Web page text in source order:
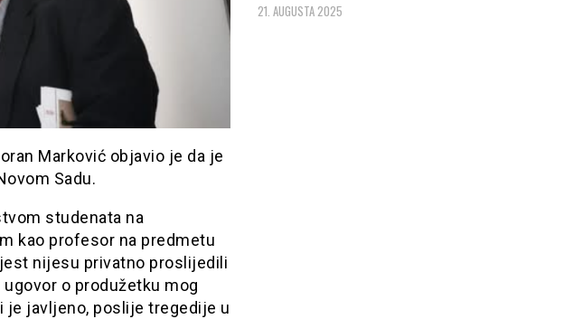
Marković objavio je da je
Sadu.
studenata na
kao profesor na predmetu
nijesu privatno proslijedili
o produžetku mog
je javljeno, poslije tregedije u
21. AUGUSTA 2025